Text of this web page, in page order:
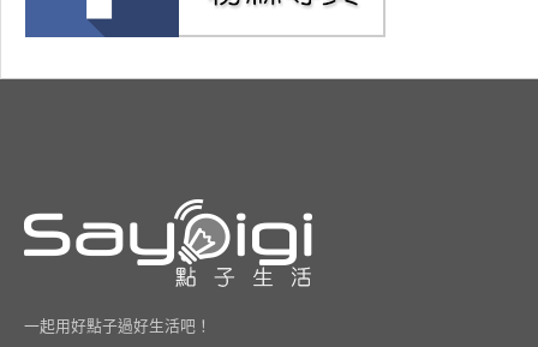
一起用好點子過好生活吧！